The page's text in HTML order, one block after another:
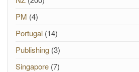
PM (4)
Portugal (14)
Publishing (3)
Singapore (7)